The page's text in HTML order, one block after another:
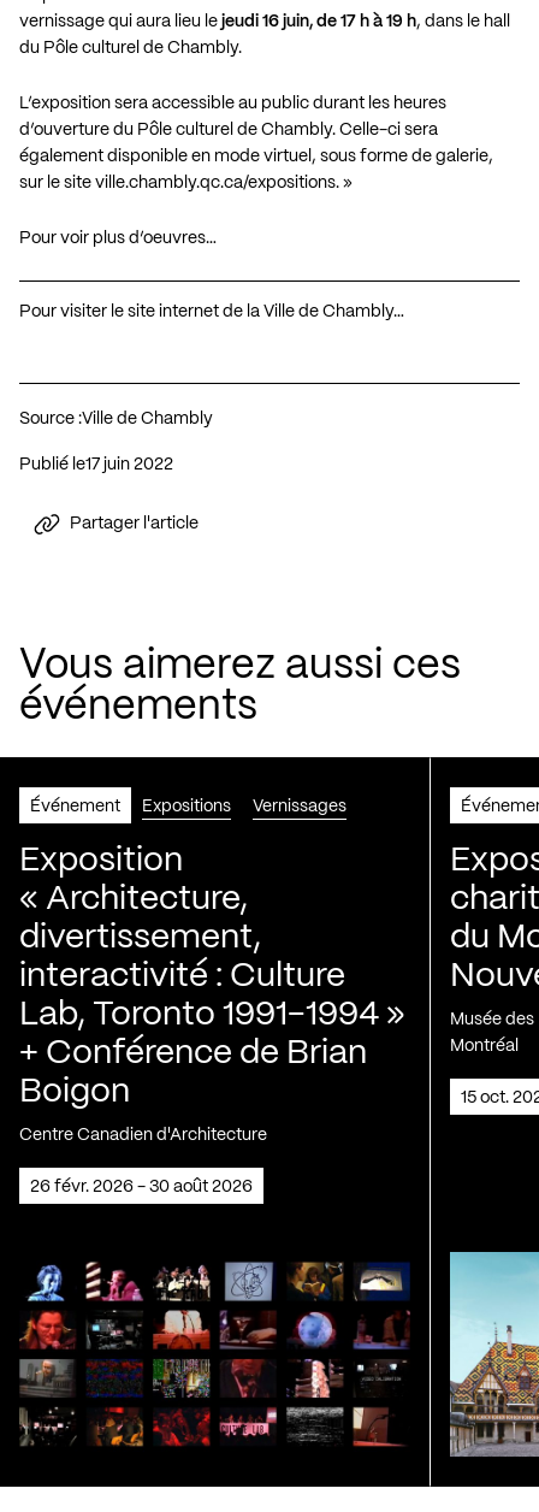
vernissage qui aura lieu le jeudi 16 juin, de 17 h à 19 h, dans le hall
du Pôle culturel de Chambly.
L’exposition sera accessible au public durant les heures
d’ouverture du Pôle culturel de Chambly. Celle-ci sera
également disponible en mode virtuel, sous forme de galerie,
sur le site ville.chambly.qc.ca/expositions. »
Pour voir plus d’oeuvres…
Pour visiter le site internet de la Ville de Chambly…
Source :Ville de Chambly
Publié le 17 juin 2022
Partager l'article
Vous aimerez aussi ces
événements
Événement Expositions Vernissages
Exposition
« Architecture,
divertissement,
interactivité : Culture
Lab, Toronto 1991-1994 »
+ Conférence de Brian
Boigon
Centre Canadien d'Architecture
26 févr. 2026 - 30 août 2026
du
Musée
Montréal
15 oct.